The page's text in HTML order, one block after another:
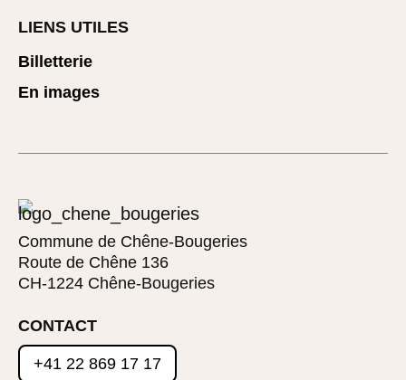
LIENS UTILES
Billetterie
En images
Commune de Chêne-Bougeries
Route de Chêne 136
CH-1224 Chêne-Bougeries
CONTACT
+41 22 869 17 17